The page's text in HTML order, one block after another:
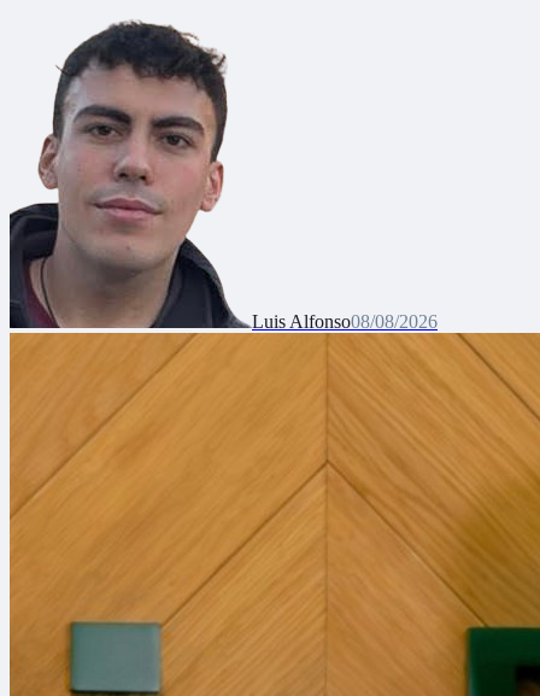
Luis Alfonso08/08/2026